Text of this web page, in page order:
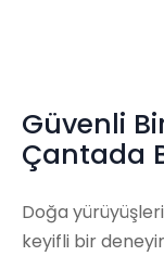
Güvenli
Çantada
Doğa
keyifli bir